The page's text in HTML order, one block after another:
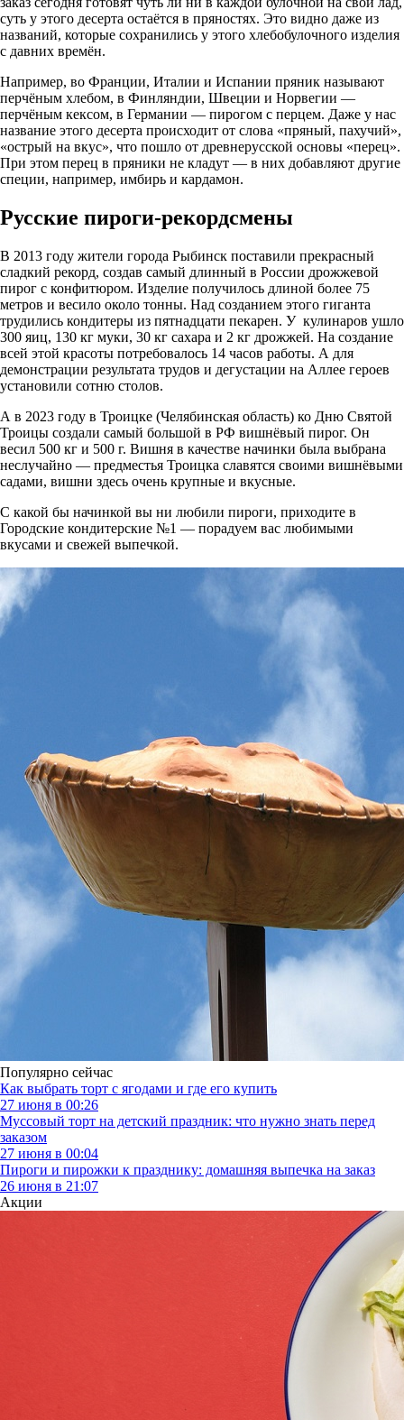
суть у этого десерта остаётся в пряностях. Это видно даже из
названий, которые сохранились у этого хлебобулочного изделия
с давних времён.
Например, во Франции, Италии и Испании пряник называют
перчёным хлебом, в Финляндии, Швеции и Норвегии —
перчёным кексом, в Германии — пирогом с перцем. Даже у нас
название этого десерта происходит от слова «пряный, пахучий»,
«острый на вкус», что пошло от древнерусской основы «перец».
При этом перец в пряники не кладут — в них добавляют другие
специи, например, имбирь и кардамон.
Русские пироги-рекордсмены
В 2013 году жители города Рыбинск поставили прекрасный
сладкий рекорд, создав самый длинный в России дрожжевой
пирог с конфитюром. Изделие получилось длиной более 75
метров и весило около тонны. Над созданием этого гиганта
трудились кондитеры из пятнадцати пекарен. У кулинаров ушло
300 яиц, 130 кг муки, 30 кг сахара и 2 кг дрожжей. На создание
всей этой красоты потребовалось 14 часов работы. А для
демонстрации результата трудов и дегустации на Аллее героев
установили сотню столов.
А в 2023 году в Троицке (Челябинская область) ко Дню Святой
Троицы создали самый большой в РФ вишнёвый пирог. Он
весил 500 кг и 500 г. Вишня в качестве начинки была выбрана
неслучайно — предместья Троицка славятся своими вишнёвыми
садами, вишни здесь очень крупные и вкусные.
С какой бы начинкой вы ни любили пироги, приходите в
Городские кондитерские №1 — порадуем вас любимыми
вкусами и свежей выпечкой.
Популярно сейчас
Как выбрать торт с ягодами и где его купить
27 июня в 00:26
Муссовый торт на детский праздник: что нужно знать перед
заказом
27 июня в 00:04
Пироги и пирожки к празднику: домашняя выпечка на заказ
26 июня в 21:07
Акции